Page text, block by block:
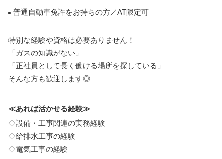
普通自動車免許をお持ちの方／AT限定可
特別な経験や資格は必要ありません！
「ガスの知識がない」
「正社員として長く働ける場所を探している」
そんな方も歓迎します◎
≪あれば活かせる経験≫
◇設備・工事関連の実務経験
◇給排水工事の経験
◇電気工事の経験